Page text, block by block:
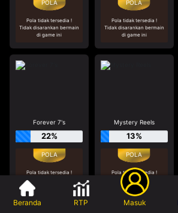
Pola tidak tersedia !
Tidak disarankan bermain
di game ini
Pola tidak tersedia !
Tidak disarankan bermain
di game ini
Forever 7's
22%
Pola tidak tersedia !
Tidak disarankan bermain
Mystery Reels
13%
Pola tidak tersedia !
Tidak disarankan bermain
di game ini
Beranda RTP Masuk